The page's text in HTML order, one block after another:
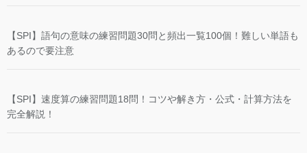
【SPI】語句の意味の練習問題30問と頻出一覧100個！難しい単語も
あるので要注意
【SPI】速度算の練習問題18問！コツや解き方・公式・計算方法を
完全解説！